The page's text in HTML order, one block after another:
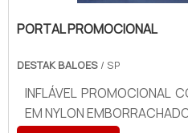
PORTAL PROMOCIONAL
DESTAK BALOES / SP
INFLÁVEL PROMOCIONAL
EM NYLON